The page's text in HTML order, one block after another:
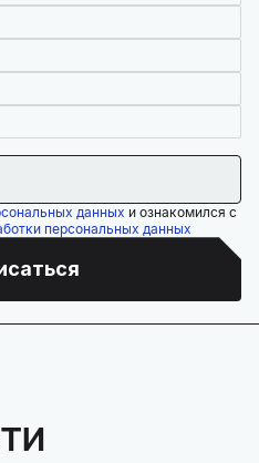
данных и ознакомился с
персональных данных